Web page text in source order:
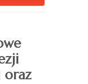
oraz